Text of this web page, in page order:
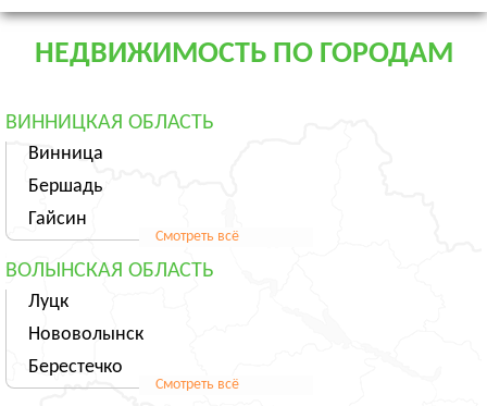
НЕДВИЖИМОСТЬ ПО ГОРОДАМ
ВИННИЦКАЯ ОБЛАСТЬ
Винница
Бершадь
Гайсин
Смотреть всё
ВОЛЫНСКАЯ ОБЛАСТЬ
Луцк
Нововолынск
Берестечко
Смотреть всё